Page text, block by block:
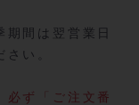
間は翌営業日
い。
ず「ご注文番